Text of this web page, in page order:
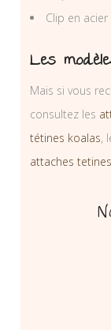
Clip en
Les
Mais si vous
consultez les
tétines koalas,
attaches